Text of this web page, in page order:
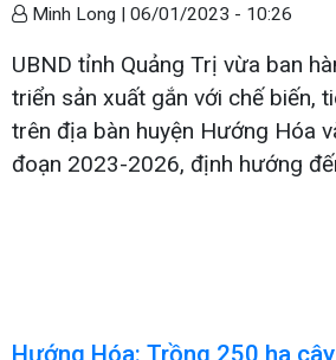
Minh Long | 06/01/2023 - 10:26
UBND tỉnh Quảng Trị vừa ban
triển sản xuất gắn với chế biến,
trên địa bàn huyện Hướng Hóa
đoạn 2023-2026, định hướng
Hướng Hóa: Trồng 250 ha